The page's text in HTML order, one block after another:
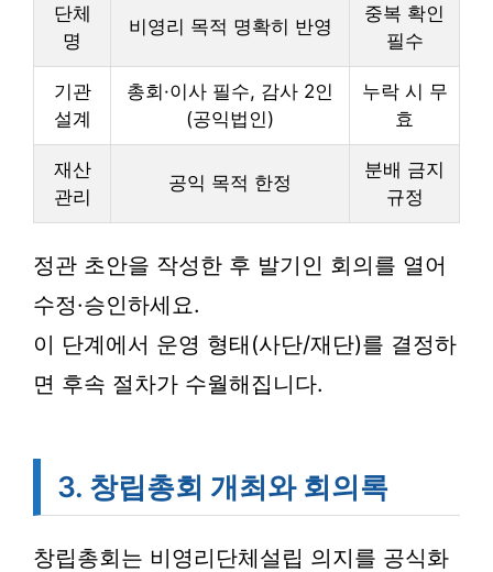
단체
명
비영리 목적 명확히 반영
중복 확인
필수
기관
설계
총회·이사 필수, 감사 2인
(공익법인)
누락 시 무
효
재산
관리
공익 목적 한정
분배 금지
규정
정관 초안을 작성한 후 발기인 회의를 열어
수정·승인하세요.
이 단계에서 운영 형태(사단/재단)를 결정하
면 후속 절차가 수월해집니다.
3. 창립총회 개최와 회의록
창립총회는 비영리단체설립 의지를 공식화